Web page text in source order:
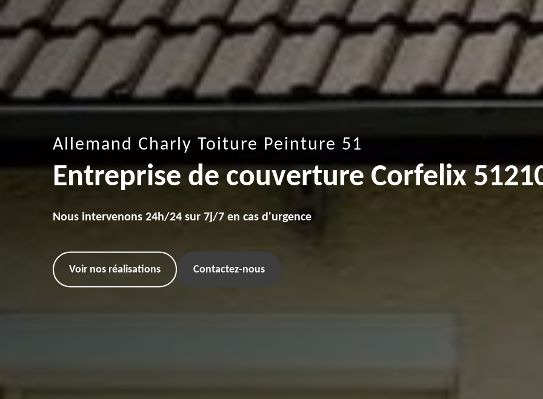
Allemand Charly Toiture Peinture 51
Entreprise de couverture Corfelix
Nous intervenons 24h/24 sur 7j/7 en cas d'urgence
Voir nos réalisations Contactez-nous